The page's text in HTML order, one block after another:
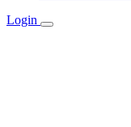
Login